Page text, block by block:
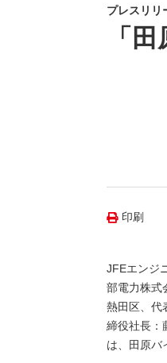
プレスリリ
「
印刷
JFEエンジ
部電力株式
熱田区、代
締役社長：
は、田原バ